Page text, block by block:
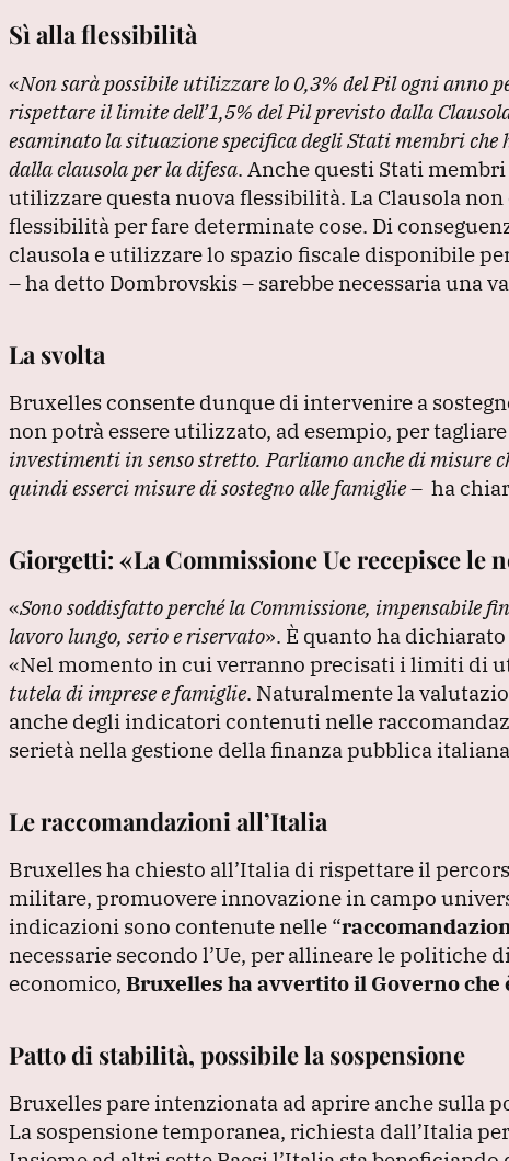
o
o
k
n p
p
Sì alla flessibilità
«Non sarà possibile utilizzare lo 0,3% del Pil ogni anno
rispettare il limite dell’1,5% del Pil previsto dalla
esaminato la situazione specifica degli Stati membri
dalla clausola per la difesa. Anche questi Stati
utilizzare questa nuova flessibilità. La Clausola
flessibilità per fare determinate cose. Di
clausola e utilizzare lo spazio fiscale disponibile
– ha detto Dombrovskis – sarebbe necessaria una
La svolta
Bruxelles consente dunque di intervenire a
non potrà essere utilizzato, ad esempio, per
investimenti in senso stretto. Parliamo anche di misure
quindi esserci misure di sostegno alle famiglie– ha
Giorgetti: «La Commissione Ue recepisce le
«Sono soddisfatto perché la Commissione, impensabile
lavoro lungo, serio e riservato». È quanto ha
«Nel momento in cui verranno precisati i limiti di
tutela di imprese e famiglie. Naturalmente la
anche degli indicatori contenuti nelle
serietà nella gestione della finanza pubblica
Le raccomandazioni all’Italia
Bruxelles ha chiesto all’Italia di rispettare il
militare, promuovere innovazione in campo
indicazioni sono contenute nelle “
necessarie secondo l’Ue, per allineare le
economico, Bruxelles ha avvertito il Governo
Patto di stabilità, possibile la sospensione
Bruxelles pare intenzionata ad aprire anche sulla
La sospensione temporanea, richiesta dall’Italia